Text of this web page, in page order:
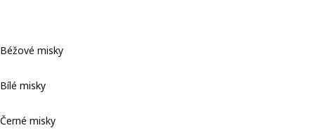
Béžové misky
Bílé misky
Černé misky